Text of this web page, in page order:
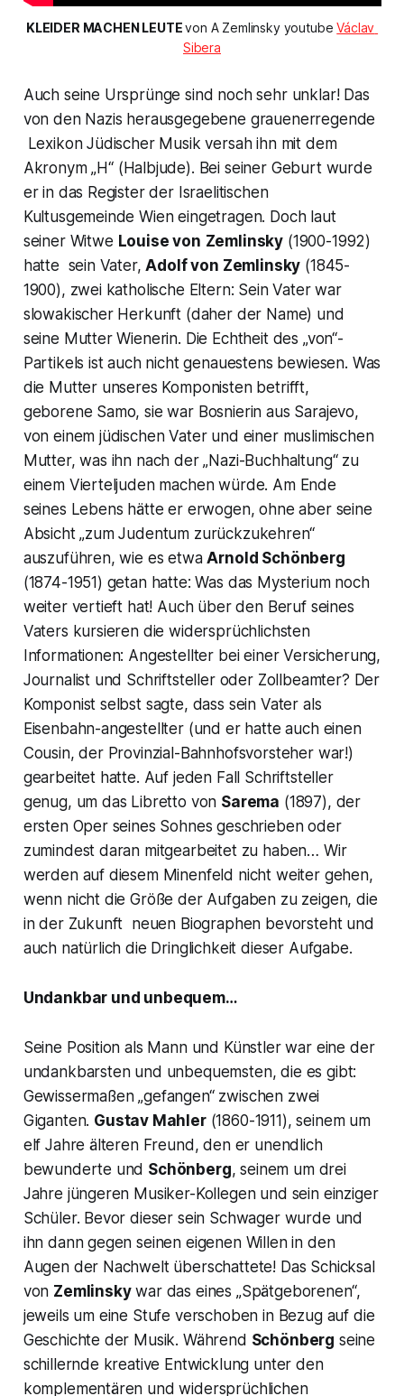
KLEIDER MACHEN LEUTE von A Zemlinsky youtube Václav
Sibera
Auch seine Ursprünge sind noch sehr unklar! Das
von den Nazis herausgegebene grauenerregende
Lexikon Jüdischer Musik versah ihn mit dem
Akronym„H“ (Halbjude). Bei seiner Geburt wurde
er in das Register der Israelitischen
Kultusgemeinde Wien eingetragen. Doch laut
seiner Witwe Louise von Zemlinsky (1900-1992)
hatte sein Vater,Adolf von Zemlinsky (1845-
1900), zwei katholische Eltern: Sein Vater war
slowakischer Herkunft (daher der Name) und
seine Mutter Wienerin. Die Echtheit des „von“-
Partikels ist auch nicht genauestens bewiesen. Was
die Mutter unseres Komponisten betrifft,
geborene Samo, sie war Bosnierin aus Sarajevo,
von einem jüdischen Vater und einer muslimischen
Mutter, was ihn nach der„Nazi-Buchhaltung“ zu
einem Vierteljuden machen würde. Am Ende
seines Lebens hätte er erwogen, ohne aber seine
Absicht „zum Judentum zurückzukehren“
auszuführen, wie es etwaArnold Schönberg
(1874-1951) getan hatte: Was das Mysterium noch
weiter vertieft hat! Auch über den Beruf seines
Vaters kursieren die widersprüchlichsten
Informationen: Angestellter bei einer Versicherung,
Journalist und Schriftsteller oder Zollbeamter? Der
Komponist selbst sagte, dass sein Vater als
Eisenbahn-angestellter (und er hatte auch einen
Cousin, der Provinzial-Bahnhofsvorsteher war!)
gearbeitet hatte. Auf jeden Fall Schriftsteller
genug, um das Libretto von Sarema (1897), der
ersten Oper seines Sohnes geschrieben oder
zumindest daran mitgearbeitet zu haben… Wir
werden auf diesem Minenfeld nicht weiter gehen,
wenn nicht die Größe der Aufgaben zu zeigen, die
in der Zukunft neuen Biographen bevorsteht und
auch natürlich die Dringlichkeit dieser Aufgabe.
Undankbar und unbequem…
Seine Position als Mann und Künstler war eine der
undankbarsten und unbequemsten, die es gibt:
Gewissermaßen„gefangen“zwischen zwei
Giganten. Gustav Mahler(1860-1911), seinem um
elf Jahre älteren Freund, den er unendlich
bewunderte und Schönberg, seinem um drei
Jahre jüngeren Musiker-Kollegen und sein einziger
Schüler. Bevor dieser sein Schwager wurde und
ihn dann gegen seinen eigenen Willen in den
Augen der Nachwelt überschattete! Das Schicksal
von Zemlinskywar das eines „Spätgeborenen“,
jeweils um eine Stufe verschoben in Bezug auf die
Geschichte der Musik. Während Schönberg seine
schillernde kreative Entwicklung unter den
komplementären und widersprüchlichen